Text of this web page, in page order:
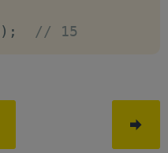
) ; // 15